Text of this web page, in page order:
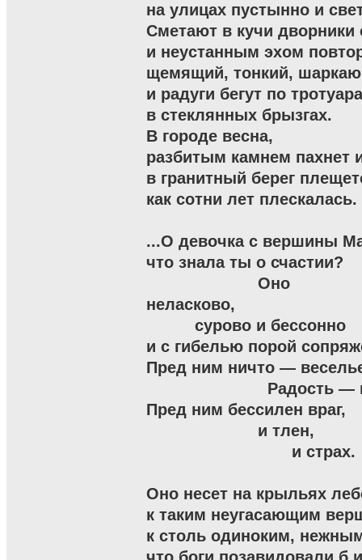
на улицах пустынно и
Сметают в кучи дворники
и неустанным эхом
щемящий, тонкий,
и радуги бегут по
в стеклянных брызгах.
В городе весна,
разбитым камнем пахнет
в гранитный берег
как сотни лет
...О девочка с вершины
что знала ты о счастии?
                       Оно
неласково,
          сурово и бессонно
и с гибелью порой
Пред ним ничто —
Радость
Пред ним бессилен враг,
                       и тлен,
                              и страх.
Оно несет на крыльях
к таким неугасающим
к столь одиноким,